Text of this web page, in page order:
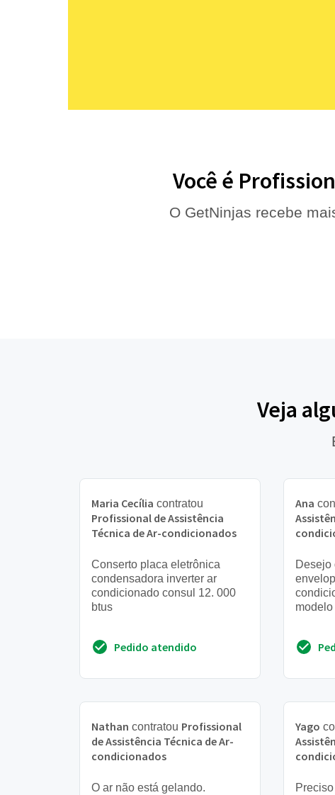
Você é
O GetNinjas recebe
Veja
Maria Cecília contratou
Profissional de Assistência
Técnica de Ar-condicionados
Conserto placa eletrônica
condensadora inverter ar
condicionado consul 12. 000
btus
Pedido atendido
Ana
Desejo
Nathan contratou Profissional
de Assistência Técnica de Ar-
condicionados
O ar não está gelando.
Yago